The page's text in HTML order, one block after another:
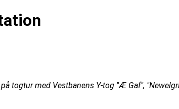
togtur med Vestbanens Y-tog "Æ Gaf",